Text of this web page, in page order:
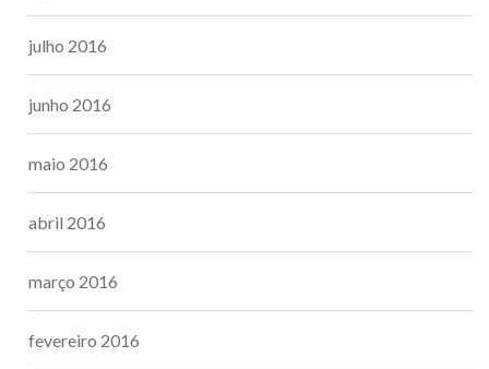
julho 2016
junho 2016
maio 2016
abril 2016
março 2016
fevereiro 2016